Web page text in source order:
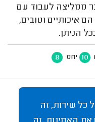
ממליצה לעבוד עם
איכותיים וטובים,
הניתן.
10 יחס 8
כל שירות, זה